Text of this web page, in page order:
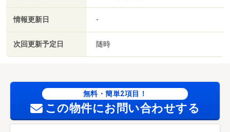
情報更新日 -
次回更新予定日 随時
無料・簡単2項目！
この物件にお問い合わせする